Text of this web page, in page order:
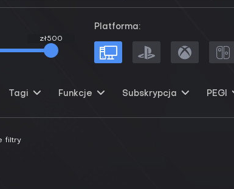
zł500
zł500
Platforma:
Tagi Funkcje Subskrypcja PEGI
filtry